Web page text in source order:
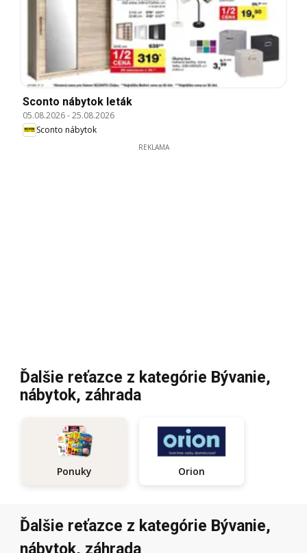
Sconto nábytok leták
05.08.2026-25.08.2026
Sconto nábytok
REKLAMA
Ďalšie reťazce z kategórie Bývanie,
nábytok, záhrada
Ponuky Orion
Ďalšie reťazce z kategórie Bývanie,
nábytok, záhrada